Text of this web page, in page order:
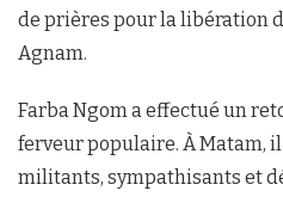
de prières pour la libération
Agnam.
Farba Ngom a effectué un
ferveur populaire. À Matam,
militants, sympathisants et